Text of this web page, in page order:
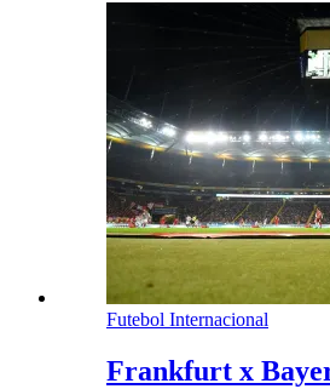
Futebol Internacional
Frankfurt x